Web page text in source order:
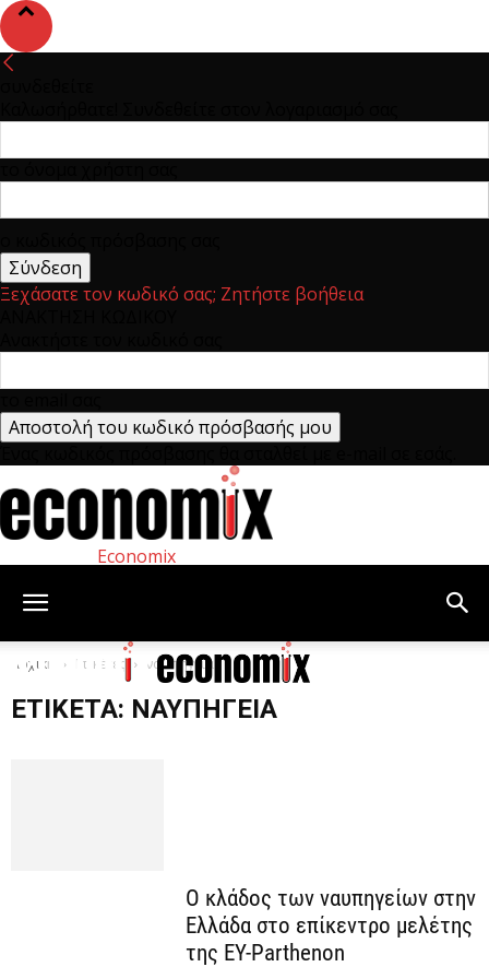
Ξεχάσατε τον κωδικό σας; Ζητήστε βοήθεια
Economix
Αρχική Ετικέτες ναυπηγεία
ΕΤΙΚΈΤΑ: ΝΑΥΠΗΓΕΊΑ
Ο κλάδος των ναυπηγείων στην
Ελλάδα στο επίκεντρο μελέτης
της EY-Parthenon